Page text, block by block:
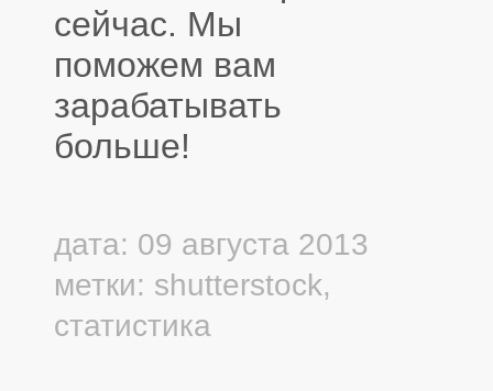
сейчас. Мы
поможем вам
зарабатывать
больше!
дата: 09 августа 2013
метки: shutterstock,
статистика